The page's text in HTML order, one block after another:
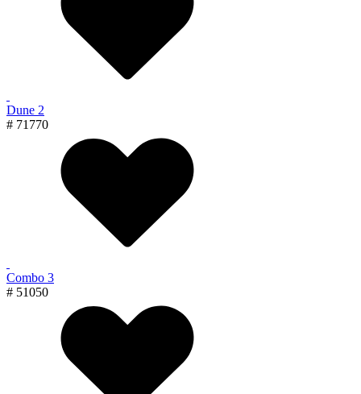
Dune 2
# 71770
Combo 3
# 51050